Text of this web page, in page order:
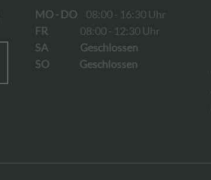
MO - DO
08:00 - 16:30 Uhr
FR
08:00 - 12:30 Uhr
SA
Geschlossen
SO
Geschlossen